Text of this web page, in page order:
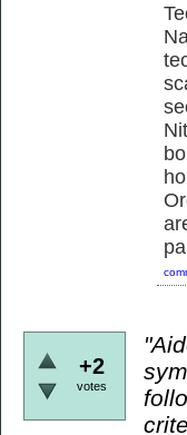
+2
votes